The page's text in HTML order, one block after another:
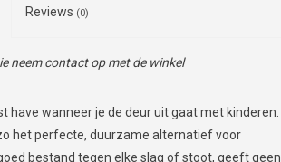
Reviews (0)
neem contact op met de winkel
have wanneer je de deur uit gaat met kinderen.
het perfecte, duurzame alternatief voor
bestand tegen elke slag of stoot, geeft geen